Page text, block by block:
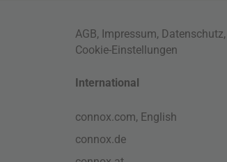
AGB, Impressum, Datenschutz,
Cookie-Einstellungen
International
connox.com, English
connox.de